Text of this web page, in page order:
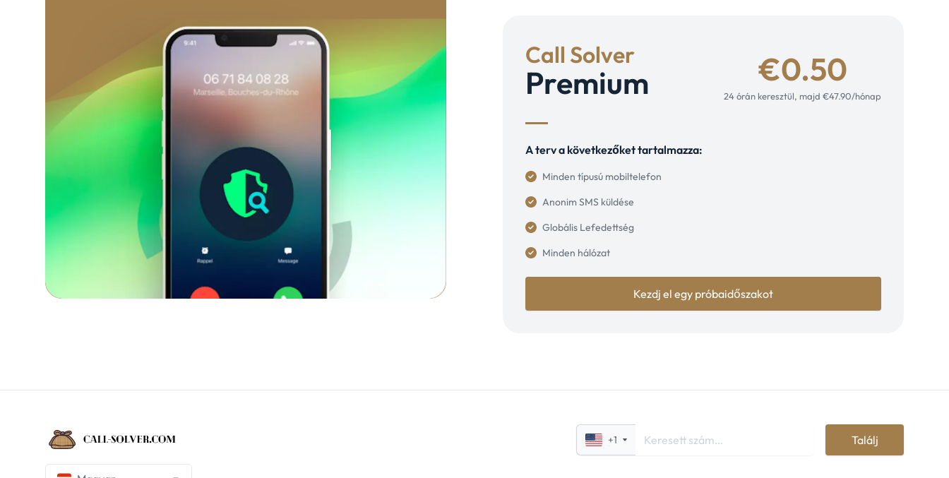
Call Solver
Premium €0.50
24 órán keresztül, majd €47.90/hónap
A terv a következőket tartalmazza:
Minden típusú mobiltelefon
Anonim SMS küldése
Globális Lefedettség
Minden hálózat
Kezdj el egy próbaidőszakot
+1 Találj